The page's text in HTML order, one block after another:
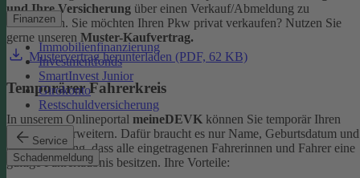
Finanzen
Immobilienfinanzierung
Investmentfonds
SmartInvest Junior
Girokonto
Restschuldversicherung
Service
Schadenmeldung
und Ihre Versicherung über einen Verkauf/Abmeldung zu
informieren. Sie möchten Ihren Pkw privat verkaufen? Nutzen Sie
gerne unseren Muster-Kaufvertrag.
Mustervertrag herunterladen (PDF, 62 KB)
Temporärer Fahrerkreis
In unserem Onlineportal meineDEVK können Sie temporär Ihren
Fahrerkreis erweitern. Dafür braucht es nur Name, Geburtsdatum und
die Bestätigung, dass alle eingetragenen Fahrerinnen und Fahrer eine
gültige Fahrerlaubnis besitzen. Ihre Vorteile: